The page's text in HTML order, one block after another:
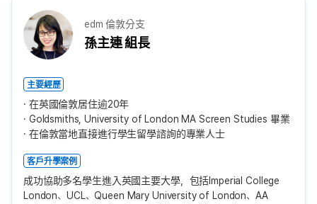
孫主連 組長
edm 倫敦分支
主要經歷
在英國倫敦居住逾20年
Goldsmiths, University of London MA Screen Studies 畢業
在倫敦當地直接進行學生留學諮詢的專業人士
客戶升學案例
成功協助多名學生進入英國主要大學，包括Imperial College
London、UCL、Queen Mary University of London、AA